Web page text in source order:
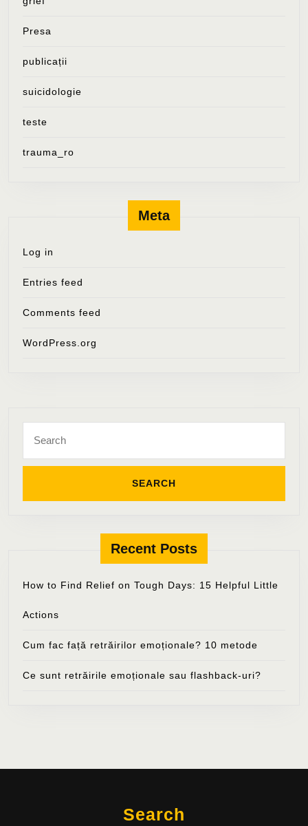
Presa
publicații
suicidologie
teste
trauma_ro
Meta
Log in
Entries feed
Comments feed
WordPress.org
for:
Recent Posts
How to Find Relief on Tough Days: 15 Helpful Little
Actions
Cum fac față retrăirilor emoționale? 10 metode
Ce sunt retrăirile emoționale sau flashback-uri?
Search